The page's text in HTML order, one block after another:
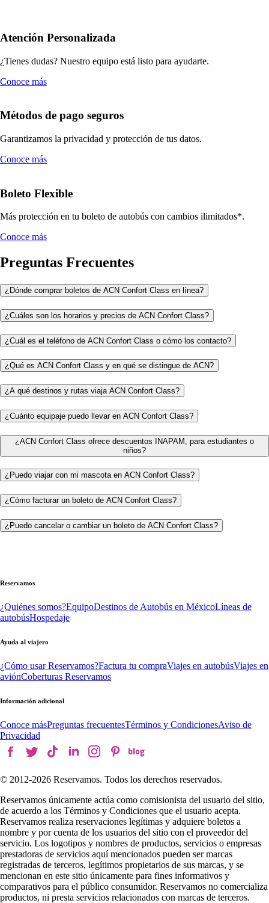
Atención Personalizada
¿Tienes dudas? Nuestro equipo está listo para ayudarte.
Conoce más
Métodos de pago seguros
Garantizamos la privacidad y protección de tus datos.
Conoce más
Boleto Flexible
Más protección en tu boleto de autobús con cambios ilimitados*.
Conoce más
Preguntas Frecuentes
¿Dónde comprar boletos de ACN Confort Class en línea?
¿Cuáles son los horarios y precios de ACN Confort Class?
¿Cuál es el teléfono de ACN Confort Class o cómo los contacto?
¿Qué es ACN Confort Class y en qué se distingue de ACN?
¿A qué destinos y rutas viaja ACN Confort Class?
¿Cuánto equipaje puedo llevar en ACN Confort Class?
¿ACN Confort Class ofrece descuentos INAPAM, para estudiantes o
niños?
¿Puedo viajar con mi mascota en ACN Confort Class?
¿Cómo facturar un boleto de ACN Confort Class?
¿Puedo cancelar o cambiar un boleto de ACN Confort Class?
Reservamos
¿Quiénes somos?EquipoDestinos de Autobús en MéxicoLíneas de
autobúsHospedaje
Ayuda al viajero
¿Cómo usar Reservamos?Factura tu compraViajes en autobúsViajes en
aviónCoberturas Reservamos
Información adicional
Conoce másPreguntas frecuentesTérminos y CondicionesAviso de
Privacidad
© 2012-2026 Reservamos. Todos los derechos reservados.
Reservamos únicamente actúa como comisionista del usuario del sitio,
de acuerdo a los Términos y Condiciones que el usuario acepta.
Reservamos realiza reservaciones legítimas y adquiere boletos a
nombre y por cuenta de los usuarios del sitio con el proveedor del
servicio. Los logotipos y nombres de productos, servicios o empresas
prestadoras de servicios aquí mencionados pueden ser marcas
registradas de terceros, legítimos propietarios de sus marcas, y se
mencionan en este sitio únicamente para fines informativos y
comparativos para el público consumidor. Reservamos no comercializa
productos, ni presta servicios relacionados con marcas de terceros.